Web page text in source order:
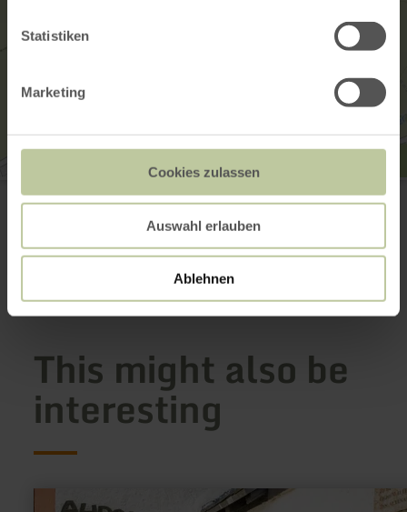
Statistiken
Marketing
Cookies zulassen
Auswahl erlauben
Ablehnen
Zur Grotte
Plan your arrival
Show on map
This might also be
interesting